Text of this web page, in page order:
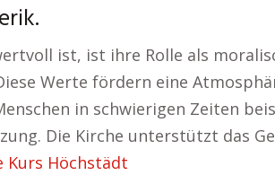
ist, ist ihre Rolle als
Werte fördern eine
in schwierigen Zeiten
Die Kirche unterstützt das
Kurs Höchstädt